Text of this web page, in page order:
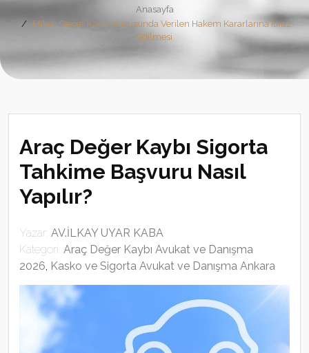
Anasayfa
Etiket: Değer Kaybı Konusunda Verilen Hakem Kararlarına İtiraz
Edilmesi
Araç Değer Kaybı Sigorta
Tahkime Başvuru Nasıl
Yapılır?
Yazar: AV.İLKAY UYAR KABA
Kategori: Araç Değer Kaybı Avukat ve Danışma
2026, Kasko ve Sigorta Avukat ve Danışma Ankara